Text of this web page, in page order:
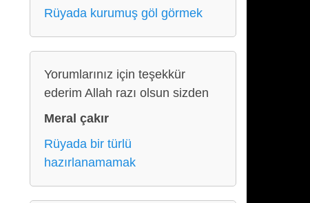
Rüyada kurumuş göl görmek
Yorumlarınız için teşekkür
ederim Allah razı olsun sizden
Meral çakır
Rüyada bir türlü
hazırlanamamak